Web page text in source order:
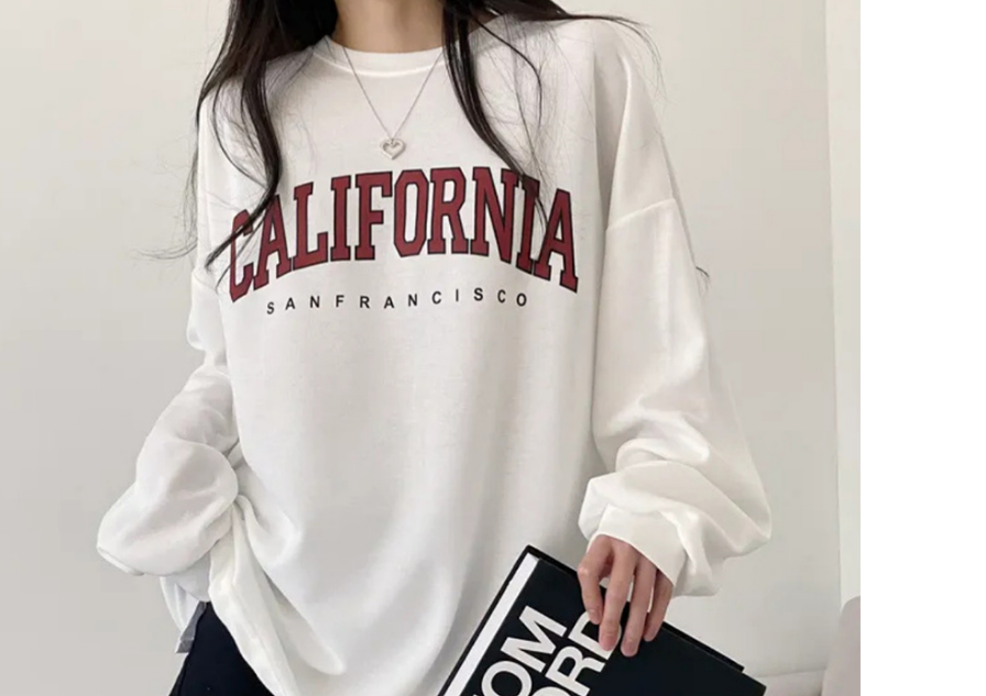
先享後付繳納相關費用。
※ 交易是否成功請以「AFTEE先享後付 」之結帳頁面顯示為準，若有關於
是否繳費成功／繳費後需取消欲退款等相關疑問，請聯繫「AFTEE先享後
付客戶支援中心」https://netprotections.freshdesk.com/support/home
【注意事項】
１．透過由恩沛科技股份有限公司提供之「AFTEE先享後付」服務完成之
交易，需依本服務之必要範圍內提供個人資料，並將交易相關給付款項請
求債權轉讓予恩沛科技股份有限公司。
２．關於個人資料處理事宜，請瀏覽以下網址：
https://aftee.tw/terms/#terms3
３．未成年的使用者請事先徵得法定代理人或監護人之同意方可使用
「AFTEE先享後付」，若未經同意申辦者引起之損失，本公司不負相關責
４．使用「AFTEE先享後付」時，將依據個別帳號之用戶狀況，依本公司
即時審查核予不同之上限額度；若仍有額度不足之情形，本公司將視審查
形，恩沛科技股份有限公司將有權停止該用戶之使用額度並採取法律行
每筆NT$80，滿NT$1,500(含以上)免運費
付款後萊爾富取貨
每筆NT$80，滿NT$1,500(含以上)免運費
離島取貨加價40
每筆NT$80，滿NT$1,500(含以上)免運費
付款後7-11取貨
每筆NT$80，滿NT$1,500(含以上)免運費
每筆NT$100，滿NT$1,500(含以上)免運費